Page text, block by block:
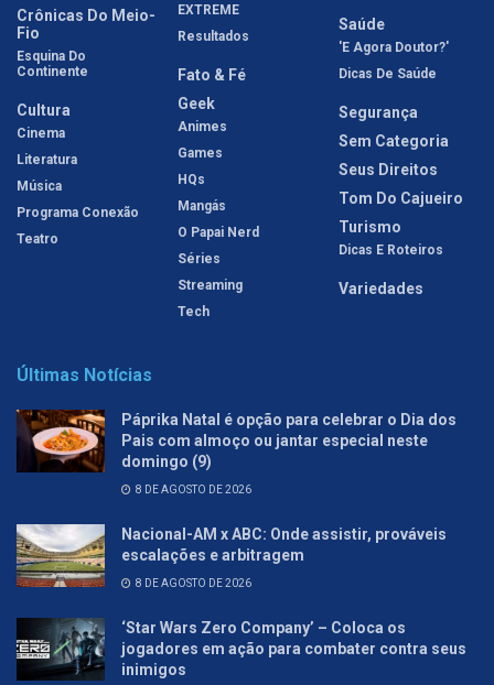
Crônicas Do Meio-
Fio
Esquina Do
Continente
Cultura
Cinema
Literatura
Música
Programa Conexão
Teatro
EXTREME
Resultados
Fato & Fé
Geek
Animes
Games
HQs
Mangás
O Papai Nerd
Séries
Streaming
Tech
Saúde
'E Agora Doutor?'
Dicas De Saúde
Segurança
Sem Categoria
Seus Direitos
Tom Do Cajueiro
Turismo
Dicas E Roteiros
Variedades
Últimas Notícias
Páprika Natal é opção para celebrar o Dia dos
Pais com almoço ou jantar especial neste
domingo (9)
8 DE AGOSTO DE 2026
Nacional-AM x ABC: Onde assistir, prováveis
escalações e arbitragem
8 DE AGOSTO DE 2026
‘Star Wars Zero Company’ – Coloca os
jogadores em ação para combater contra seus
inimigos